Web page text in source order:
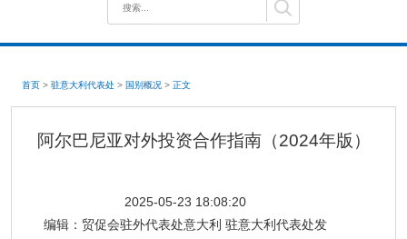
首页 > 驻意大利代表处 > 国别概况 > 正文
阿尔巴尼亚对外投资合作指南（2024年版）
2025-05-23 18:08:20
编辑： 贸促会驻外代表处意大利 驻意大利代表处发